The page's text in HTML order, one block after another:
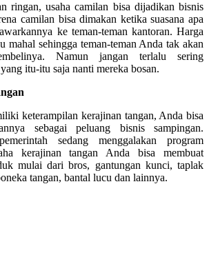
ringan, usaha camilan bisa dijadikan bisnis
camilan bisa dimakan ketika suasana apa
ke teman-teman kantoran. Harga
mahal sehingga teman-teman Anda tak akan
Namun jangan terlalu sering
itu-itu saja nanti mereka bosan.
keterampilan kerajinan tangan, Anda bisa
sebagai peluang bisnis sampingan.
sedang menggalakan program
kerajinan tangan Anda bisa membuat
mulai dari bros, gantungan kunci, taplak
tangan, bantal lucu dan lainnya.